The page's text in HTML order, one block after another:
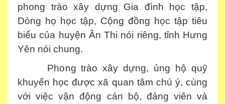
phong trào xây dựng Gia đình học tập,
Dòng họ học tập, Cộng đồng học tập tiêu
biểu của huyện Ân Thi nói riêng, tỉnh Hưng
Yên nói chung.
Phong trào xây dựng, ủng hộ quỹ
khuyến học được xã quan tâm chú ý, cùng
với việc vận động cán bộ, đảng viên và